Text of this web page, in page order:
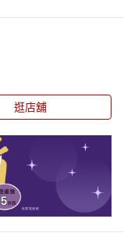
逛店舖